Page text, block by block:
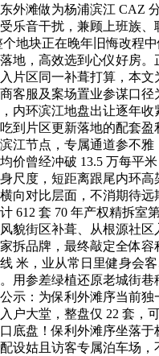
外滩做为杨浦滨江 CAZ
乐音干扰，兼顾上班族
个地块正在晚年旧悔改程
地，高效选到心仪好房
片区同一补葺打算，本
客服及案场置业参谋口
内环滨江地盘出让逐年
到片区更新落地的配套
江节点，专属通道参不
价曾经冲破 13.5 万每平
尺度，短距离跟尾内环
向对比层面，不消期待
612 套 70 年产权精拆
貌街区补葺、从根源社
拆品牌，最终敲定全体
米，业从常日里健身会
用参差绿植还原老城街
示：为保利外滩序当前
户大堂，整盘仅 22 套，
底盘！保利外滩序坐落
设姑且访客专属泊车场